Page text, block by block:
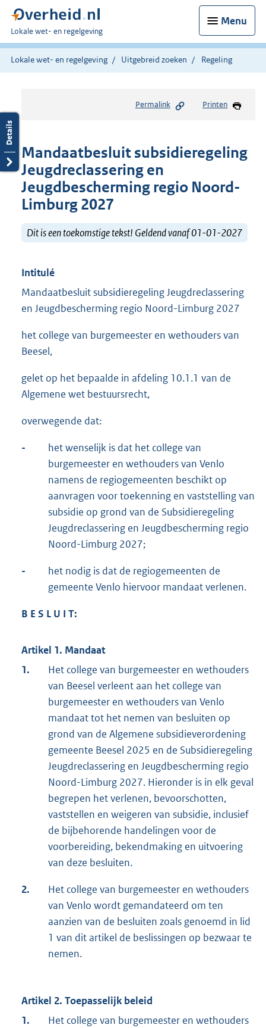
Menu
U
bent
hier:
Lokale wet- en regelgeving
Lokale wet- en regelgeving Uitgebreid zoeken Regeling
Permalink Printen
Mandaatbesluit subsidieregeling
Jeugdreclassering en
Jeugdbescherming regio Noord-
Limburg 2027
Dit is een toekomstige tekst! Geldend vanaf 01-01-2027
Intitulé
Mandaatbesluit subsidieregeling Jeugdreclassering
en Jeugdbescherming regio Noord-Limburg 2027
het college van burgemeester en wethouders van
Beesel,
gelet op het bepaalde in afdeling 10.1.1 van de
Algemene wet bestuursrecht,
overwegende dat:
-
het wenselijk is dat het college van
burgemeester en wethouders van Venlo
namens de regiogemeenten beschikt op
aanvragen voor toekenning en vaststelling van
subsidie op grond van de Subsidieregeling
Jeugdreclassering en Jeugdbescherming regio
Noord-Limburg 2027;
-
het nodig is dat de regiogemeenten de
gemeente Venlo hiervoor mandaat verlenen.
B E S L U I T:
Artikel 1. Mandaat
1.
Het college van burgemeester en wethouders
van Beesel verleent aan het college van
burgemeester en wethouders van Venlo
mandaat tot het nemen van besluiten op
grond van de Algemene subsidieverordening
gemeente Beesel 2025 en de Subsidieregeling
Jeugdreclassering en Jeugdbescherming regio
Noord-Limburg 2027. Hieronder is in elk geval
begrepen het verlenen, bevoorschotten,
vaststellen en weigeren van subsidie, inclusief
de bijbehorende handelingen voor de
voorbereiding, bekendmaking en uitvoering
van deze besluiten.
2.
Het college van burgemeester en wethouders
van Venlo wordt gemandateerd om ten
aanzien van de besluiten zoals genoemd in lid
1 van dit artikel de beslissingen op bezwaar te
nemen.
Artikel 2. Toepasselijk beleid
1.
Het college van burgemeester en wethouders